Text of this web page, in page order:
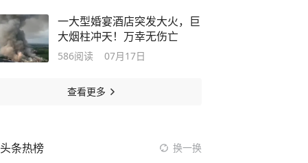
一大型婚宴酒店突发大火，巨
大烟柱冲天！万幸无伤亡
586阅读 07月17日
查看更多
头条热榜 换一换